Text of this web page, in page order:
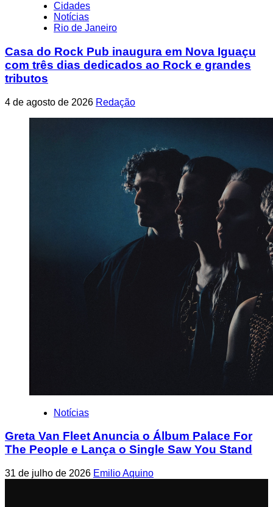
Cidades
Notícias
Rio de Janeiro
Casa do Rock Pub inaugura em Nova Iguaçu
com três dias dedicados ao Rock e grandes
tributos
4 de agosto de 2026 Redação
Notícias
Greta Van Fleet Anuncia o Álbum Palace For
The People e Lança o Single Saw You Stand
31 de julho de 2026 Emilio Aquino